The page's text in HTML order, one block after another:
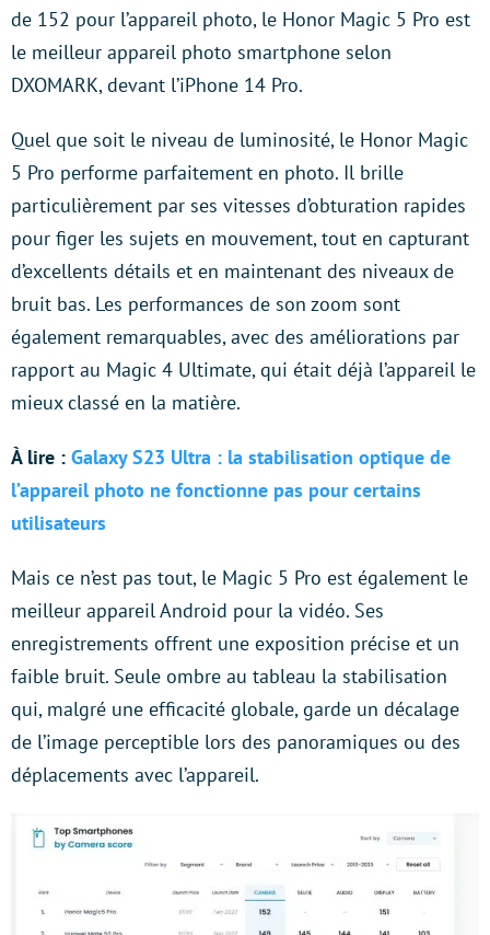
de 152 pour l’appareil photo, le Honor Magic 5 Pro est
le meilleur appareil photo smartphone selon
DXOMARK, devant l’iPhone 14 Pro.
Quel que soit le niveau de luminosité, le Honor Magic
5 Pro performe parfaitement en photo. Il brille
particulièrement par ses vitesses d’obturation rapides
pour figer les sujets en mouvement, tout en capturant
d’excellents détails et en maintenant des niveaux de
bruit bas. Les performances de son zoom sont
également remarquables, avec des améliorations par
rapport au Magic 4 Ultimate, qui était déjà l’appareil le
mieux classé en la matière.
À lire : Galaxy S23 Ultra : la stabilisation optique de
l’appareil photo ne fonctionne pas pour certains
utilisateurs
Mais ce n’est pas tout, le Magic 5 Pro est également le
meilleur appareil Android pour la vidéo. Ses
enregistrements offrent une exposition précise et un
faible bruit. Seule ombre au tableau la stabilisation
qui, malgré une efficacité globale, garde un décalage
de l’image perceptible lors des panoramiques ou des
déplacements avec l’appareil.